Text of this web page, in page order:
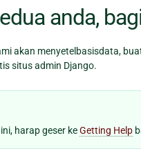
anda,
akan menyetelbasisdata,
situs admin Django.
harap geser keGetting Help